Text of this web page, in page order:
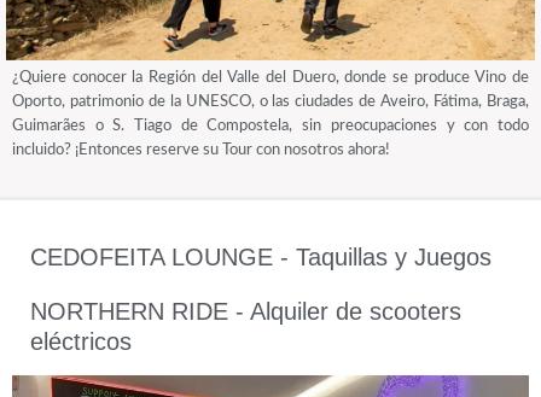
¿Quiere conocer la Región del Valle del Duero, donde se produce Vino de
Oporto, patrimonio de la UNESCO, o las ciudades de Aveiro, Fátima, Braga,
Guimarães o S. Tiago de Compostela, sin preocupaciones y con todo
incluido? ¡Entonces reserve su Tour con nosotros ahora!
CEDOFEITA LOUNGE - Taquillas y Juegos
NORTHERN RIDE - Alquiler de scooters
eléctricos